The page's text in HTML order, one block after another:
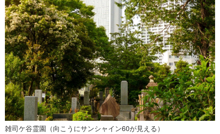
雑司ケ谷霊園（向こうにサンシャイン60が見える）